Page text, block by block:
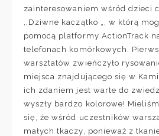
zainteresowaniem wśród dzieci
,,Dziwne kaczątko „, w którą
pomocą platformy ActionTrack
telefonach komórkowych.
warsztatòw zwieńczyło
miejsca znajdującego się w
ich zdaniem jest warte do
wyszły bardzo kolorowe!
się, że wśród uczestników
małych tkaczy, ponieważ z